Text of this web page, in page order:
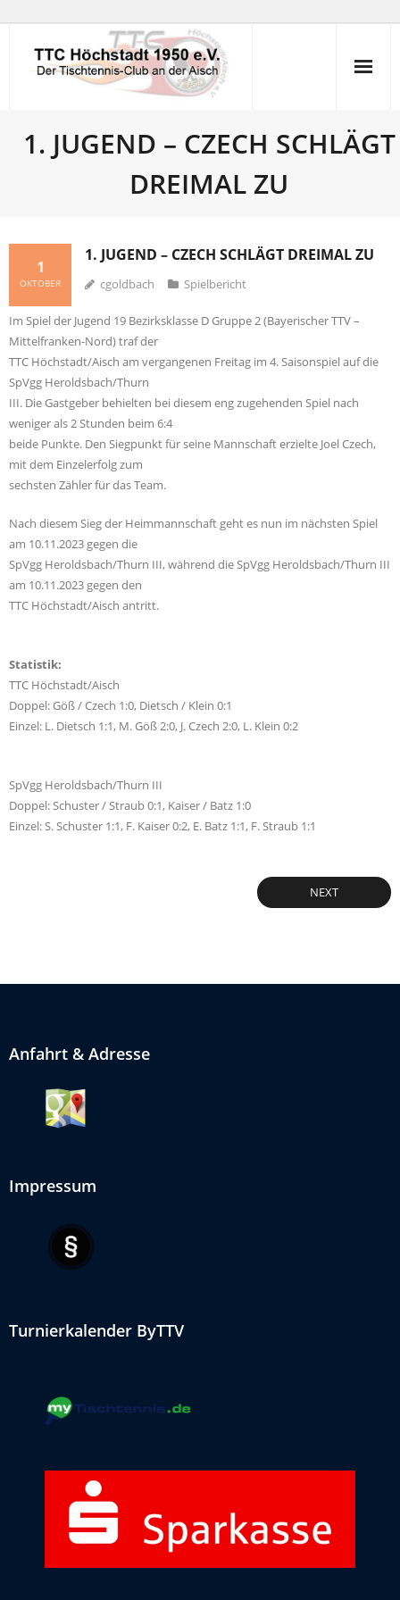
content
1. JUGEND – CZECH SCHLÄGT
DREIMAL ZU
1. JUGEND – CZECH SCHLÄGT DREIMAL ZU
1
OKTOBER cgoldbach Spielbericht
Im Spiel der Jugend 19 Bezirksklasse D Gruppe 2 (Bayerischer TTV –
Mittelfranken-Nord) traf der
TTC Höchstadt/Aisch am vergangenen Freitag im 4. Saisonspiel auf die
SpVgg Heroldsbach/Thurn
III. Die Gastgeber behielten bei diesem eng zugehenden Spiel nach
weniger als 2 Stunden beim 6:4
beide Punkte. Den Siegpunkt für seine Mannschaft erzielte Joel Czech,
mit dem Einzelerfolg zum
sechsten Zähler für das Team.
Nach diesem Sieg der Heimmannschaft geht es nun im nächsten Spiel
am 10.11.2023 gegen die
SpVgg Heroldsbach/Thurn III, während die SpVgg Heroldsbach/Thurn III
am 10.11.2023 gegen den
TTC Höchstadt/Aisch antritt.
Statistik:
TTC Höchstadt/Aisch
Doppel: Göß / Czech 1:0, Dietsch / Klein 0:1
Einzel: L. Dietsch 1:1, M. Göß 2:0, J. Czech 2:0, L. Klein 0:2
SpVgg Heroldsbach/Thurn III
Doppel: Schuster / Straub 0:1, Kaiser / Batz 1:0
Einzel: S. Schuster 1:1, F. Kaiser 0:2, E. Batz 1:1, F. Straub 1:1
NEXT
Anfahrt & Adresse
Impressum
Turnierkalender ByTTV